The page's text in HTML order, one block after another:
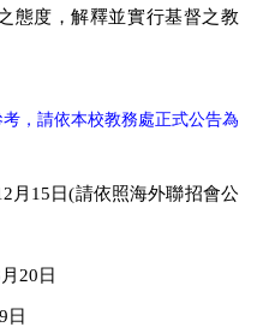
態度，解釋並實行基督之教
，請依本校教務處正式公告為
月15日(請依照海外聯招會公
20日
日